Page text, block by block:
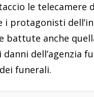
le telecamere
i protagonisti
battute anche
dell’agenzia
funerali.